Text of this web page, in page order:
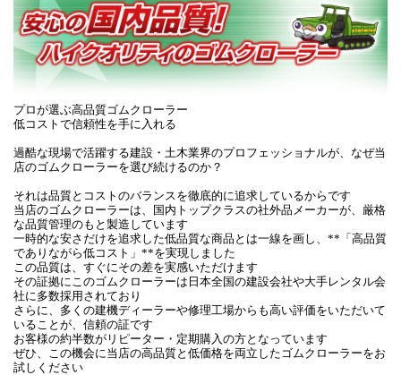
プロが選ぶ高品質ゴムクローラー
低コストで信頼性を手に入れる
過酷な現場で活躍する建設・土木業界のプロフェッショナルが、なぜ当
店のゴムクローラーを選び続けるのか？
それは品質とコストのバランスを徹底的に追求しているからです
当店のゴムクローラーは、国内トップクラスの社外品メーカーが、厳格
な品質管理のもと製造しています
一時的な安さだけを追求した低品質な商品とは一線を画し、**「高品質
でありながら低コスト」**を実現しました
この品質は、すぐにその差を実感いただけます
その証拠にこのゴムクローラーは日本全国の建設会社や大手レンタル会
社に多数採用されており
さらに、多くの建機ディーラーや修理工場からも高い評価をいただいて
いることが、信頼の証です
お客様の約半数がリピーター・定期購入の方となっています
ぜひ、この機会に当店の高品質と低価格を両立したゴムクローラーをお
試しください